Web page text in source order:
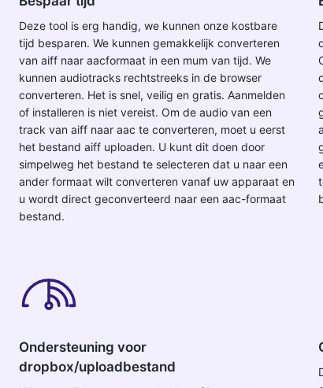
Deze tool is erg handig, we kunnen onze kostbare
tijd besparen. We kunnen gemakkelijk converteren
van aiff naar aacformaat in een mum van tijd. We
kunnen audiotracks rechtstreeks in de browser
converteren. Het is snel, veilig en gratis. Aanmelden
of installeren is niet vereist. Om de audio van een
track van aiff naar aac te converteren, moet u eerst
het bestand aiff uploaden. U kunt dit doen door
simpelweg het bestand te selecteren dat u naar een
ander formaat wilt converteren vanaf uw apparaat en
u wordt direct geconverteerd naar een aac-formaat
bestand.
Ondersteuning voor
dropbox/uploadbestand